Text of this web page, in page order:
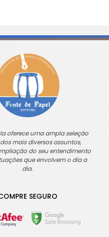
oferece uma ampla seleção
mais diversos assuntos,
do seu entendimento
que envolvem o dia a
dia.
SEGURO